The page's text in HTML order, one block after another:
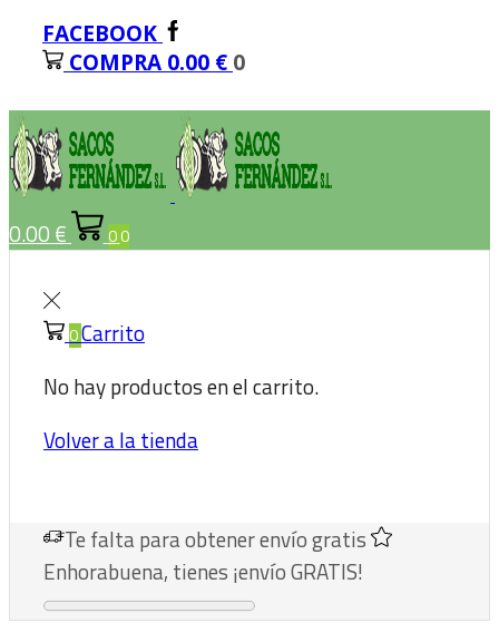
FACEBOOK
COMPRA 0.00 € 0
0.00 € 00
0Carrito
No hay productos en el carrito.
Volver a la tienda
Te faltapara obtener envío gratis
Enhorabuena, tienes ¡envío GRATIS!